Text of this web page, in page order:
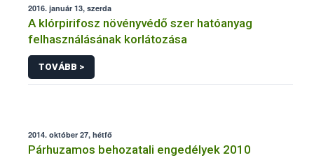
2016. január 13, szerda
A klórpirifosz növényvédő szer hatóanyag
felhasználásának korlátozása
TOVÁBB >
2014. október 27, hétfő
Párhuzamos behozatali engedélyek 2010